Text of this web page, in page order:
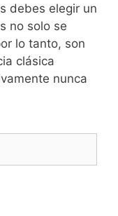
debes elegir un
no solo se
lo tanto, son
clásica
nunca